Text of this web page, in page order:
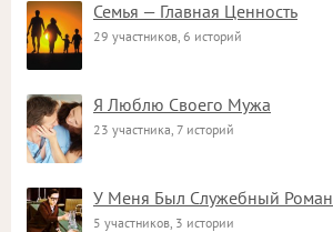
Семья — Главная Ценность
29 участников, 6 историй
Я Люблю Своего Мужа
23 участника, 7 историй
У Меня Был Служебный Роман
5 участников, 3 истории